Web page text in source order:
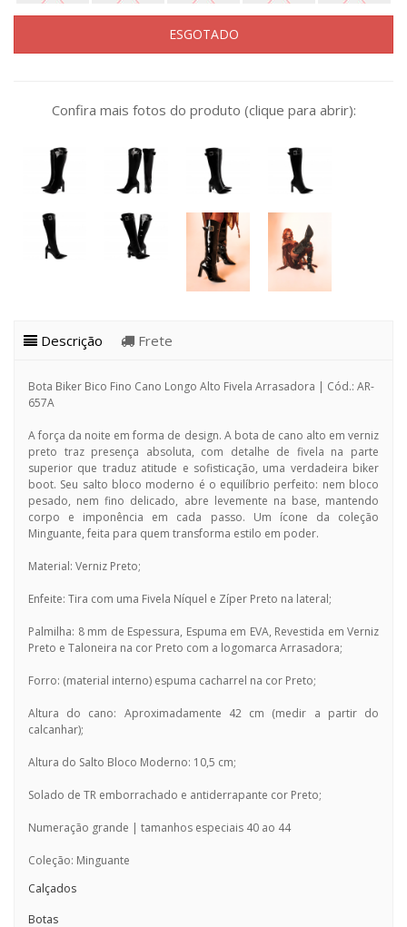
ESGOTADO
Confira mais fotos do produto (clique para abrir):
Descrição Frete
Bota Biker Bico Fino Cano Longo Alto Fivela Arrasadora | Cód.: AR-
657A
A força da noite em forma de design. A bota de cano alto em verniz
preto traz presença absoluta, com detalhe de fivela na parte
superior que traduz atitude e sofisticação, uma verdadeira biker
boot. Seu salto bloco moderno é o equilíbrio perfeito: nem bloco
pesado, nem fino delicado, abre levemente na base, mantendo
corpo e imponência em cada passo. Um ícone da coleção
Minguante, feita para quem transforma estilo em poder.
Material: Verniz Preto;
Enfeite: Tira com uma Fivela Níquel e Zíper Preto na lateral;
Palmilha: 8 mm de Espessura, Espuma em EVA, Revestida em Verniz
Preto e Taloneira na cor Preto com a logomarca Arrasadora;
Forro: (material interno) espuma cacharrel na cor Preto;
Altura do cano: Aproximadamente 42 cm (medir a partir do
calcanhar);
Altura do Salto Bloco Moderno: 10,5 cm;
Solado de TR emborrachado e antiderrapante cor Preto;
Numeração grande | tamanhos especiais 40 ao 44
Coleção: Minguante
Calçados
Botas